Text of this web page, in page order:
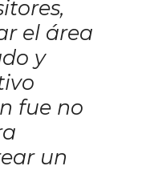
el área
y
fue no
un